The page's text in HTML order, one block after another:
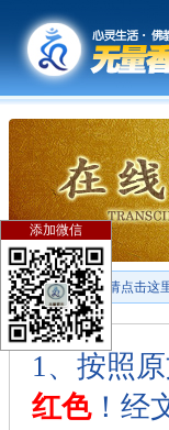
您还没有登陆，请点击这
1、按照
红色！经
添加微信